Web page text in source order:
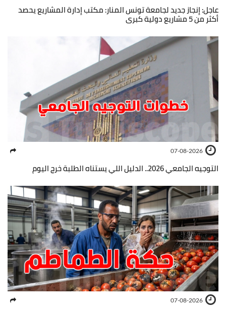
عاجل: إنجاز جديد لجامعة تونس المنار: مكتب إدارة المشاريع يحصد
أكثر من 5 مشاريع دولية كبرى
07-08-2026
التوجيه الجامعي 2026.. الدليل اللي يستناه الطلبة خرج اليوم
07-08-2026